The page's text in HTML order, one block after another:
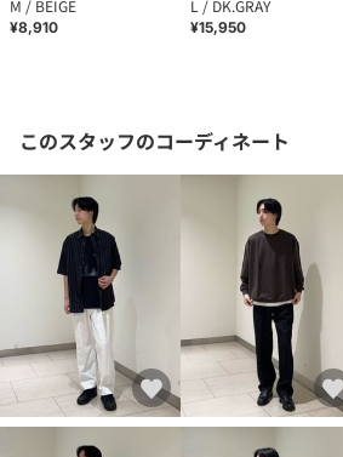
M / BEIGE
¥8,910
L / DK.GRAY
¥15,950
このスタッフのコーディネート